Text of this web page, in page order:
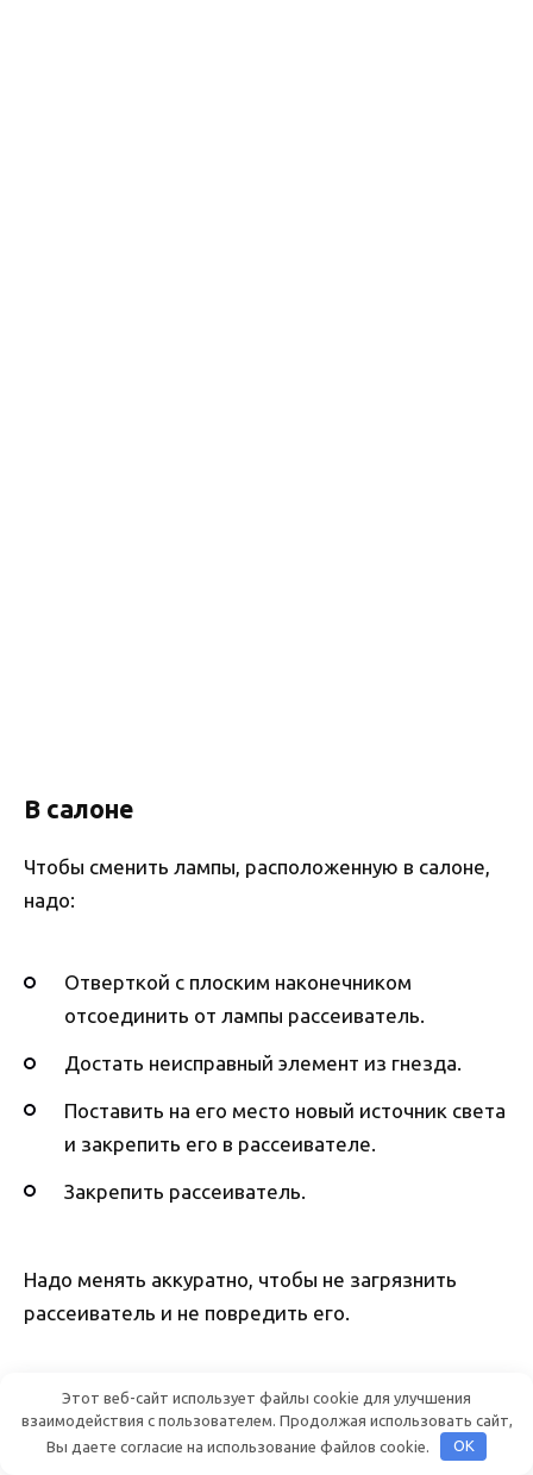
В салоне
Чтобы сменить лампы, расположенную в салоне,
надо:
Отверткой с плоским наконечником
отсоединить от лампы рассеиватель.
Достать неисправный элемент из гнезда.
Поставить на его место новый источник света
и закрепить его в рассеивателе.
Закрепить рассеиватель.
Надо менять аккуратно, чтобы не загрязнить
рассеиватель и не повредить его.
В багажнике
Для смены лампочки в багажнике надо выполнить
Этот веб-сайт использует файлы cookie для улучшения
взаимодействия с пользователем. Продолжая использовать сайт,
Вы даете согласие на использование файлов cookie.
OK